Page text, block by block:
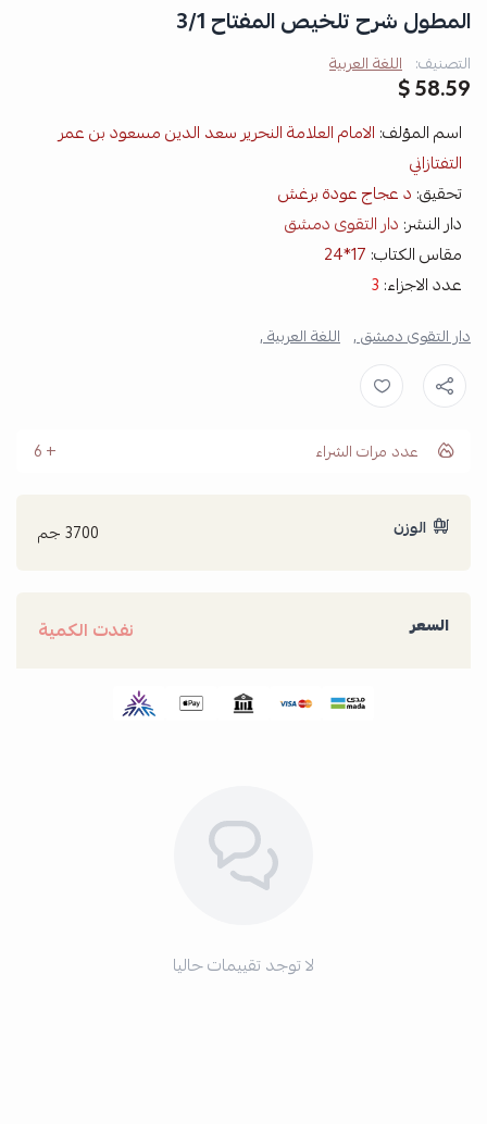
المطول شرح تلخيص المفتاح 3/1
التصنيف: اللغة العربية
58.59 $
اسم المؤلف: الامام العلامة النحرير سعد الدين مسعود بن عمر
التفتازاني
تحقيق: د عجاج عودة برغش
دار النشر: دار التقوى دمشق
مقاس الكتاب: 17*24
عدد الاجزاء: 3
دار التقوى دمشق , اللغة العربية ,
عدد مرات الشراء 6
الوزن 3700 جم
السعر نفدت الكمية
لا توجد تقييمات حاليا